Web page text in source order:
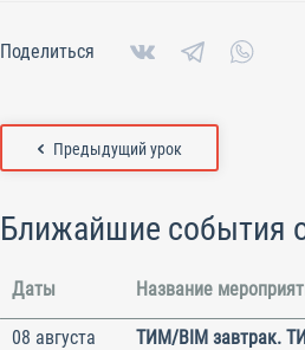
Поделиться
Предыдущий урок
Ближайшие события
Даты Название
08 августа
ТИМ/BIM завтрак.